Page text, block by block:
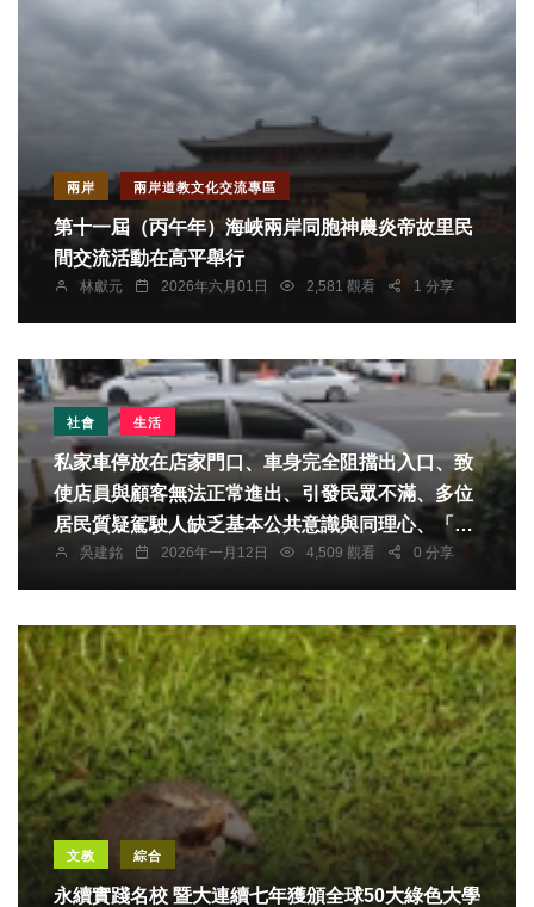
兩岸 兩岸道教文化交流專區
第十一屆（丙午年）海峽兩岸同胞神農炎帝故里民
間交流活動在高平舉行
林獻元 2026年六月01日 2,581 觀看 1 分享
社會 生活
私家車停放在店家門口、車身完全阻擋出入口、致
使店員與顧客無法正常進出、引發民眾不滿、多位
居民質疑駕駛人缺乏基本公共意識與同理心、「停
車不可以存有只停幾分鐘」的僥倖心態、更不該妨
礙他人的通行權」。
吳建銘 2026年一月12日 4,509 觀看 0 分享
文教 綜合
永續實踐名校 暨大連續七年獲頒全球50大綠色大學